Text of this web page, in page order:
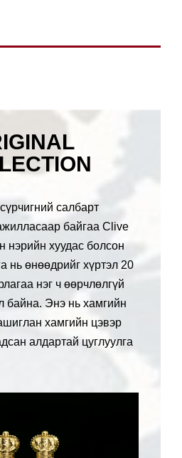
салбарт
байгаа Clive
нэрийн хуудас болсон
нь өнөөдрийг хүртэл 20
нэг ч өөрчлөлгүй
байна. Энэ нь хамгийн
хамгийн цэвэр
алдартай цуглуулга